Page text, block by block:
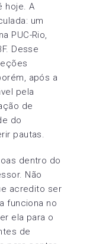
hoje. A
um
PUC-Rio,
Desse
após a
pela
de
do
pautas.
dentro do
Não
acredito ser
funciona no
ela para o
de